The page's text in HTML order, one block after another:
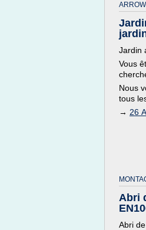
Jardin
Vous
Nous
tous
→ 26
Abri
Abri